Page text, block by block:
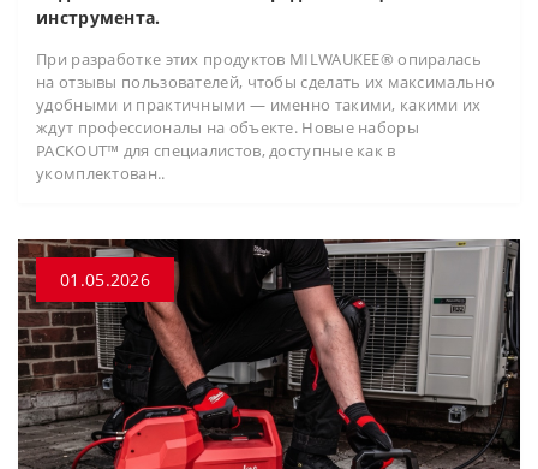
инструмента.
При разработке этих продуктов MILWAUKEE® опиралась
на отзывы пользователей, чтобы сделать их максимально
удобными и практичными — именно такими, какими их
ждут профессионалы на объекте. Новые наборы
PACKOUT™ для специалистов, доступные как в
укомплектован..
01.05.2026